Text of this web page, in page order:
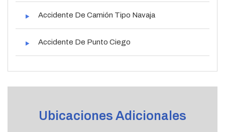
Accidente De Camión Tipo Navaja
Accidente De Punto Ciego
Ubicaciones Adicionales